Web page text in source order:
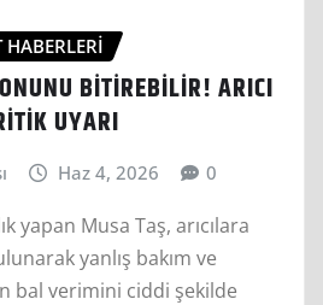
HABERLERI
BİTİREBİLİR! ARICI
UYARI
Haz 4, 2026 0
yapan Musa Taş, arıcılara
yanlış bakım ve
bal verimini ciddi şekilde